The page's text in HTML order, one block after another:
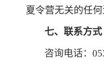
夏令营无关的任何
七、联系方式
咨询电话：